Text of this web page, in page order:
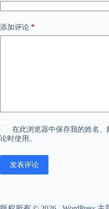
添加评论 *
在此浏览器中保存我的姓名
论时使用。
发表评论